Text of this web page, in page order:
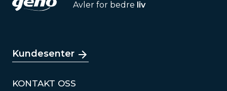
Avler for bedre liv
Kundesenter
KONTAKT OSS